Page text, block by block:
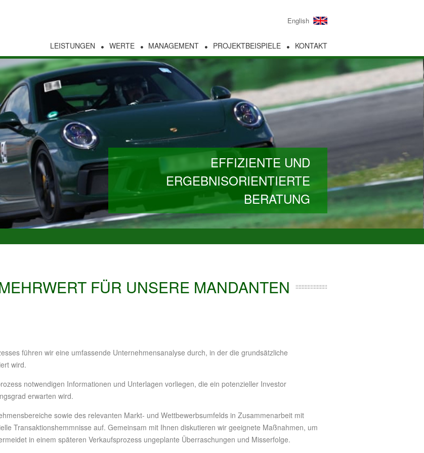
English
LEISTUNGEN WERTE MANAGEMENT PROJEKTBEISPIELE KONTAKT
EFFIZIENTE UND
ERGEBNISORIENTIERTE
BERATUNG
FÜR UNSERE MANDANTEN
führen wir eine umfassende Unternehmensanalyse durch, in der die grundsätzliche
wird.
notwendigen Informationen und Unterlagen vorliegen, die ein potenzieller Investor
erwarten wird.
sowie des relevanten Markt- und Wettbewerbsumfelds in Zusammenarbeit mit
Transaktionshemmnisse auf. Gemeinsam mit Ihnen diskutieren wir geeignete Maßnahmen, um
in einem späteren Verkaufsprozess ungeplante Überraschungen und Misserfolge.